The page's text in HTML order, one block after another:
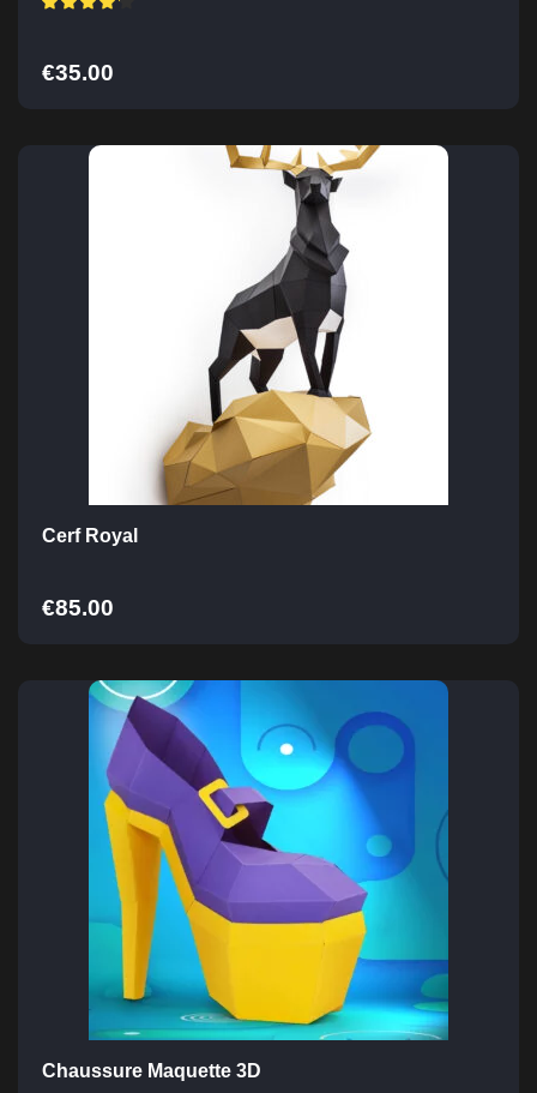
€35.00
Cerf Royal
€85.00
Chaussure Maquette 3D